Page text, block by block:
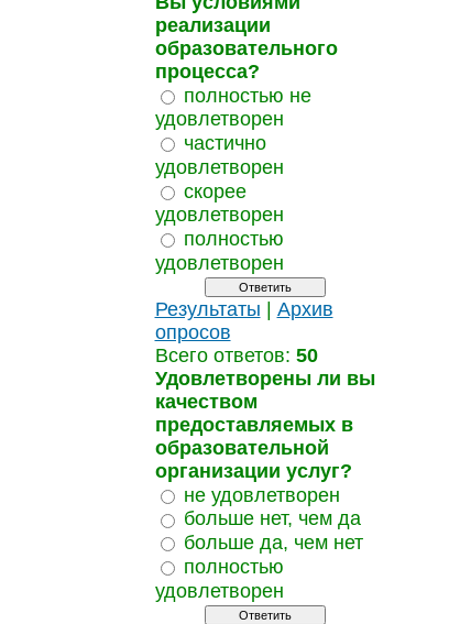
реализации
образовательного
процесса?
полностью не
удовлетворен
частично
удовлетворен
скорее
удовлетворен
полностью
удовлетворен
Результаты | Архив
опросов
Всего ответов: 50
Удовлетворены ли вы
качеством
предоставляемых в
образовательной
организации услуг?
не удовлетворен
больше нет, чем да
больше да, чем нет
полностью
удовлетворен